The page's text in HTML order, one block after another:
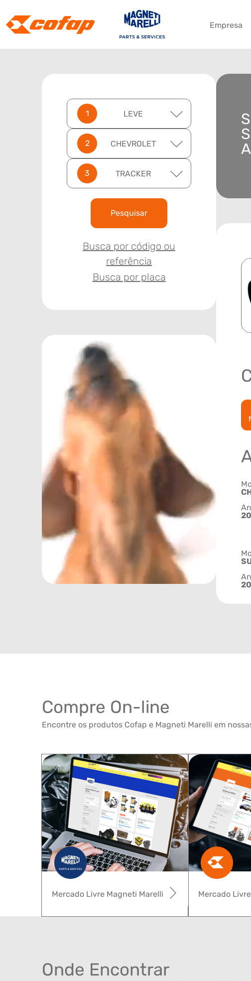
Empresa
LEVE
CHEVROLET
TRACKER
Pesquisar
Busca por código ou
referência
Busca por placa
Compre On-line
Encontre os produtos Cofap e Magneti Marelli em
Mercado
Mercado Livre Magneti Marelli
Onde Encontrar